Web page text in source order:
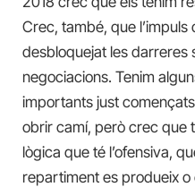
Crec, també, que l’impuls
desbloquejat les darreres
negociacions. Tenim
importants just
obrir camí, però crec que
lògica que té l’ofensiva,
repartiment es produeix